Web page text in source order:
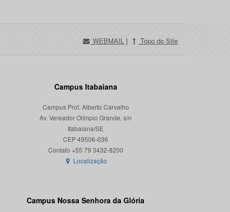
WEBMAIL | Topo do Site
Campus Itabaiana
Campus Prof. Alberto Carvalho
Av. Vereador Olímpio Grande, s/n
Itabaiana/SE
CEP 49506-036
Localização
Campus Nossa Senhora da Glória